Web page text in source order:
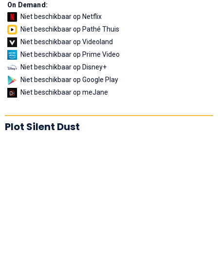
On Demand:
Niet beschikbaar op Netflix
Niet beschikbaar op Pathé Thuis
Niet beschikbaar op Videoland
Niet beschikbaar op Prime Video
Niet beschikbaar op Disney+
Niet beschikbaar op Google Play
Niet beschikbaar op meJane
Plot Silent Dust